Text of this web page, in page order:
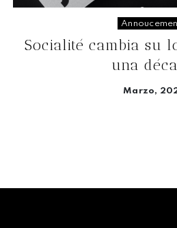
Socialité cambia su
una
Marzo,